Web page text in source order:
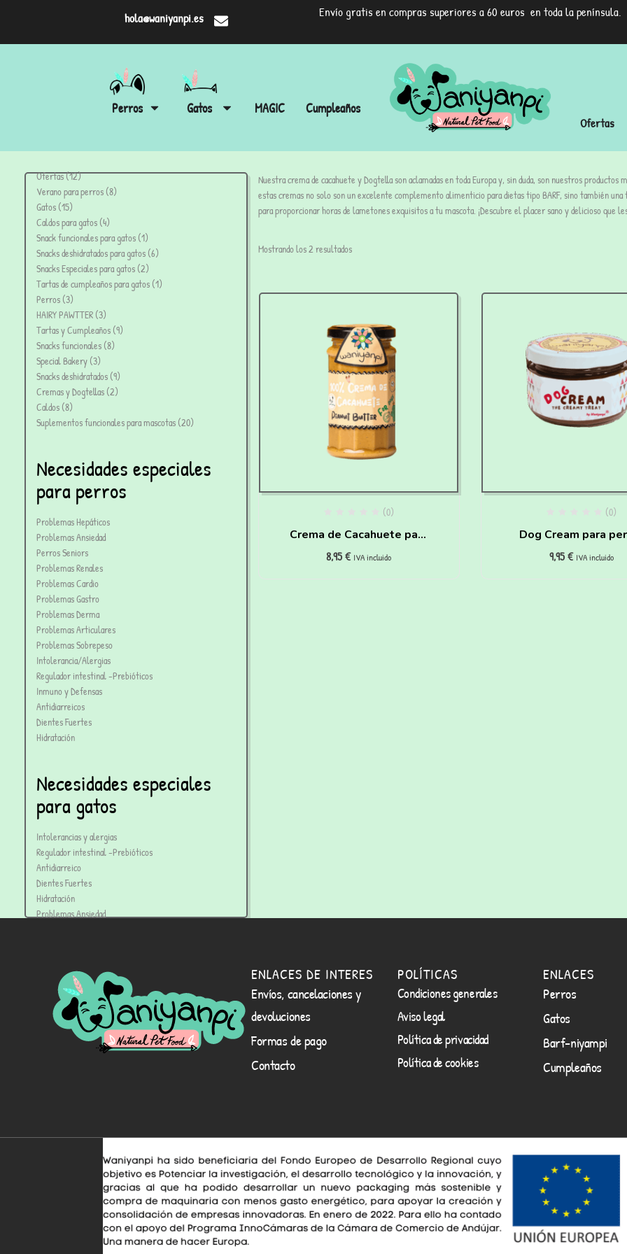
hola@waniyanpi.es Envío gratis en compras superiores a 60 euros en toda la península.
Perros Gatos MAGIC Cumpleaños
Ofertas
Ofertas 12
Verano para perros 8
Gatos 15
Caldos para gatos 4
Snack funcionales para gatos 1
Snacks deshidratados para gatos 6
Snacks Especiales para gatos 2
Tartas de cumpleaños para gatos 1
Perros 3
HAIRY PAWTTER 3
Tartas y Cumpleaños 9
Snacks funcionales 8
Special Bakery 3
Snacks deshidratados 9
Cremas y Dogtellas 2
Caldos 8
Suplementos funcionales para mascotas 20
Necesidades especiales
para perros
Problemas Hepáticos
Problemas Ansiedad
Perros Seniors
Problemas Renales
Problemas Cardio
Problemas Gastro
Problemas Derma
Problemas Articulares
Problemas Sobrepeso
Intolerancia/Alergias
Regulador intestinal -Prebióticos
Inmuno y Defensas
Antidiarreicos
Dientes Fuertes
Hidratación
Necesidades especiales
para gatos
Intolerancias y alergias
Regulador intestinal -Prebióticos
Antidiarreico
Dientes Fuertes
Hidratación
Problemas Ansiedad
Nuestra crema de cacahuete y Dogtella son aclamadas en toda Europa y, sin duda, son nuestros
estas cremas no solo son un excelente complemento alimenticio para dietas tipo BARF, sino también
para proporcionar horas de lametones exquisitos a tu mascota. ¡Descubre el placer sano y delicioso que
Mostrando los 2 resultados
(0)
Crema de Cacahuete para
perros
8,95€ IVA incluido
(0)
Dog Cream para
9,95€ IVA incluido
ENLACES DE INTERES
Envíos, cancelaciones y
devoluciones
Formas de pago
Contacto
POLÍTICAS
Condiciones generales
Aviso legal
Política de privacidad
Política de cookies
ENLACES
Perros
Gatos
Barf-niyampi
Cumpleaños